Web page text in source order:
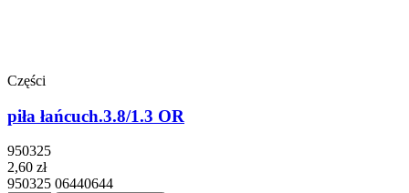
Części
piła łańcuch.3.8/1.3 OR
950325
2,60 zł
950325 06440644